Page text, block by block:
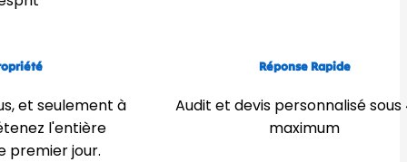
et seulement à
l'entière
premier jour.
Réponse Rapide
Audit et devis personnalisé sous
maximum